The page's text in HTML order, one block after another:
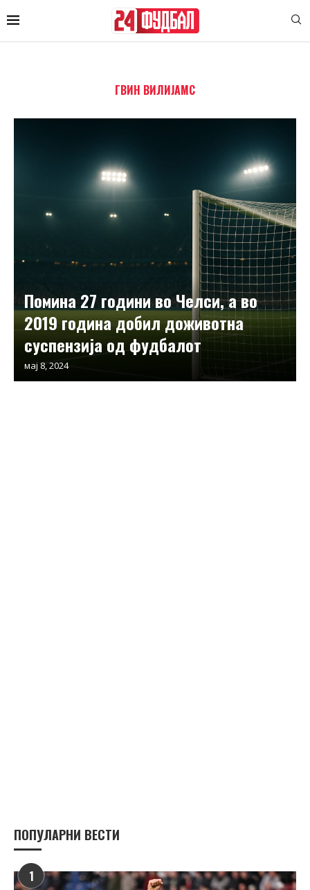
ГВИН ВИЛИЈАМС
Помина 27 години во Челси, а во
2019 година добил доживотна
суспензија од фудбалот
мај 8, 2024
ПОПУЛАРНИ ВЕСТИ
1